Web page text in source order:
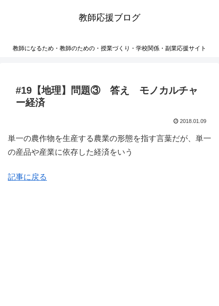
教師応援ブログ
教師になるため・教師のための・授業づくり・学校関係・副業応援サイト
#19【地理】問題③ 答え モノカルチャ
ー経済
2018.01.09
単一の農作物を生産する農業の形態を指す言葉だが、単一
の産品や産業に依存した経済をいう
記事に戻る